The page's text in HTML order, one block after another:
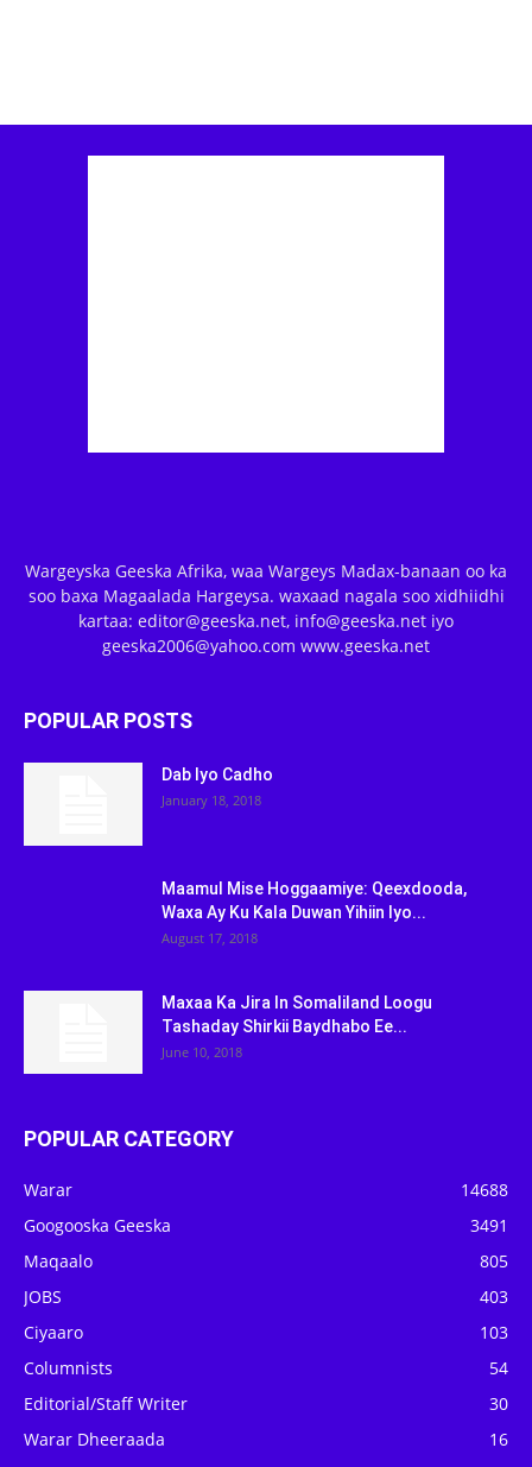
Wargeyska Geeska Afrika, waa Wargeys Madax-banaan oo ka
soo baxa Magaalada Hargeysa. waxaad nagala soo xidhiidhi
kartaa: editor@geeska.net, info@geeska.net iyo
geeska2006@yahoo.com www.geeska.net
POPULAR POSTS
Dab Iyo Cadho
January 18, 2018
Maamul Mise Hoggaamiye: Qeexdooda,
Waxa Ay Ku Kala Duwan Yihiin Iyo...
August 17, 2018
Maxaa Ka Jira In Somaliland Loogu
Tashaday Shirkii Baydhabo Ee...
June 10, 2018
POPULAR CATEGORY
Warar
14688
Googooska Geeska
3491
Maqaalo
805
JOBS
403
Ciyaaro
103
Columnists
54
Editorial/Staff Writer
30
Warar Dheeraada
16